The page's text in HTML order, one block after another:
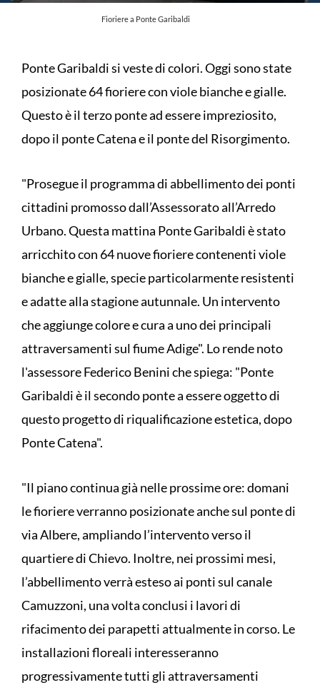
Fioriere a Ponte Garibaldi
Ponte Garibaldi si veste di colori. Oggi sono state
posizionate 64 fioriere con viole bianche e gialle.
Questo è il terzo ponte ad essere impreziosito,
dopo il ponte Catena e il ponte del Risorgimento.
"Prosegue il programma di abbellimento dei ponti
cittadini promosso dall’Assessorato all’Arredo
Urbano. Questa mattina Ponte Garibaldi è stato
arricchito con 64 nuove fioriere contenenti viole
bianche e gialle, specie particolarmente resistenti
e adatte alla stagione autunnale. Un intervento
che aggiunge colore e cura a uno dei principali
attraversamenti sul fiume Adige". Lo rende noto
l'assessore Federico Benini che spiega: "Ponte
Garibaldi è il secondo ponte a essere oggetto di
questo progetto di riqualificazione estetica, dopo
Ponte Catena".
"Il piano continua già nelle prossime ore: domani
le fioriere verranno posizionate anche sul ponte di
via Albere, ampliando l’intervento verso il
quartiere di Chievo. Inoltre, nei prossimi mesi,
l’abbellimento verrà esteso ai ponti sul canale
Camuzzoni, una volta conclusi i lavori di
rifacimento dei parapetti attualmente in corso. Le
installazioni floreali interesseranno
progressivamente tutti gli attraversamenti